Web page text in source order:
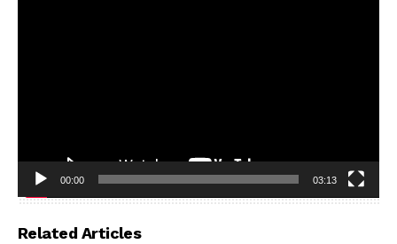
Player
00:00 03:13
Related Articles